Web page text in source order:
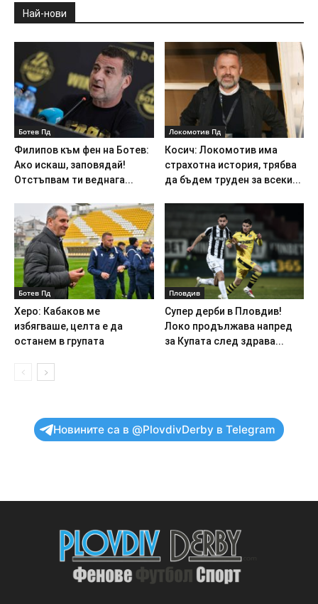
Най-нови
Ботев Пд
Филипов към фен на Ботев:
Ако искаш, заповядай!
Отстъпвам ти веднага...
Локомотив Пд
Косич: Локомотив има
страхотна история, трябва
да бъдем труден за всеки...
Ботев Пд
Херо: Кабаков ме
избягваше, целта е да
останем в групата
Пловдив
Супер дерби в Пловдив!
Локо продължава напред
за Купата след здрава...
Новините са в @PlovdivDerby в Telegram